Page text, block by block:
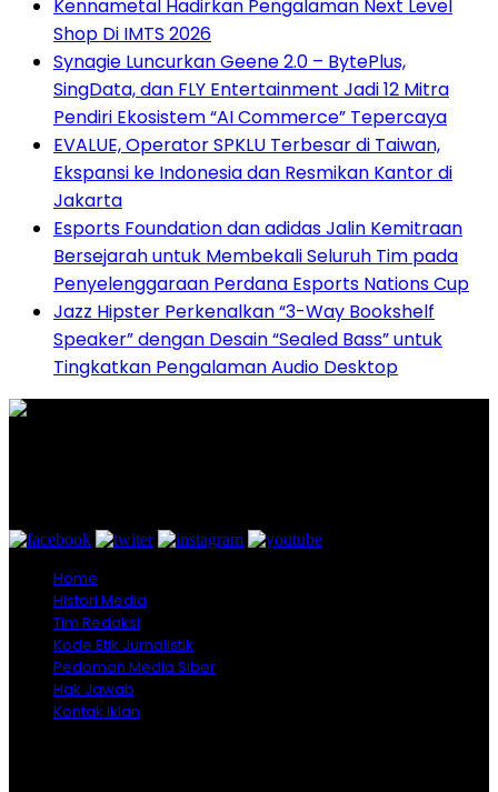
Kennametal Hadirkan Pengalaman Next Level
Shop Di IMTS 2026
Synagie Luncurkan Geene 2.0 – BytePlus,
SingData, dan FLY Entertainment Jadi 12 Mitra
Pendiri Ekosistem “AI Commerce” Tepercaya
EVALUE, Operator SPKLU Terbesar di Taiwan,
Ekspansi ke Indonesia dan Resmikan Kantor di
Jakarta
Esports Foundation dan adidas Jalin Kemitraan
Bersejarah untuk Membekali Seluruh Tim pada
Penyelenggaraan Perdana Esports Nations Cup
Jazz Hipster Perkenalkan “3-Way Bookshelf
Speaker” dengan Desain “Sealed Bass” untuk
Tingkatkan Pengalaman Audio Desktop
Home
Histori Media
Tim Redaksi
Kode Etik Jurnalistik
Pedoman Media Siber
Hak Jawab
Kontak Iklan